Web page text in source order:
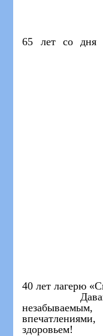
65 лет со дня
40 лет лагерю
Давайте
здоровьем!